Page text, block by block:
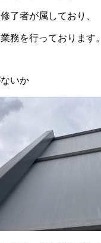
了者が属しており、
務を行っております。
いか